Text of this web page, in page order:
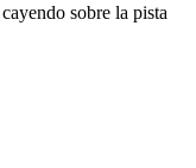
sobre la pista